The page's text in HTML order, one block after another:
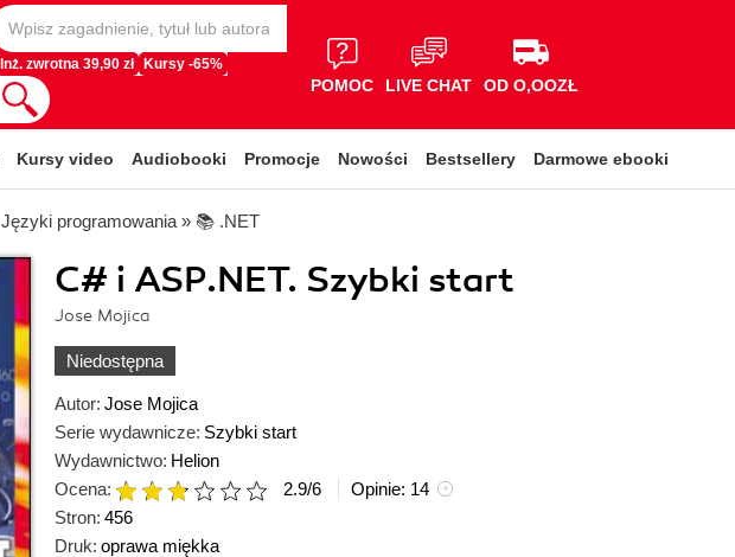
Inż. zwrotna 39,90 zł Kursy -65%
POMOC LIVE CHAT OD O,OOZŁ
Kursy video Audiobooki Promocje Nowości Bestsellery Darmowe ebooki
Języki programowania » 📚 .NET
C# i ASP.NET. Szybki start
Jose Mojica
Niedostępna
Autor: Jose Mojica
Serie wydawnicze: Szybki start
Wydawnictwo: Helion
Ocena:
2.9/6 Opinie: 14
Stron: 456
Druk: oprawa miękka